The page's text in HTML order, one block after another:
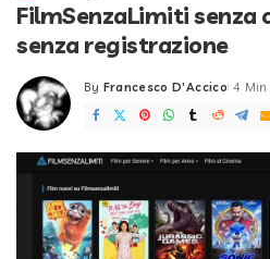
FilmSenzaLimiti senza
senza registrazione
Posted
by
By Francesco D'Accico 4 Min